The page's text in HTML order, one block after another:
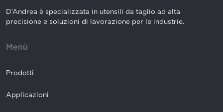
D’Andrea è specializzata in utensili da taglio ad alta
precisione e soluzioni di lavorazione per le industrie.
Menù
Prodotti
Applicazioni